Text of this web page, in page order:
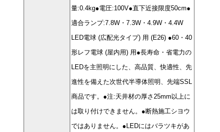
量:0.4kg●電圧:100V●直下近接限度50cm●
適合ランプ:7.8W・7.3W・4.9W・4.4W
LED電球 (広配光タイプ) 用 (E26) ●60・40
形レフ電球 (屋内用) 用●長寿命・省電力の
LEDを主照明にした、高品質、快適性、先
進性を備えた次世代半導体照明、先端SSL
商品です。●注:天井材の厚さ25mm以上に
は取り付けできません。●断熱施工シヨウ
ではありません。●LEDにはバラツキがあ